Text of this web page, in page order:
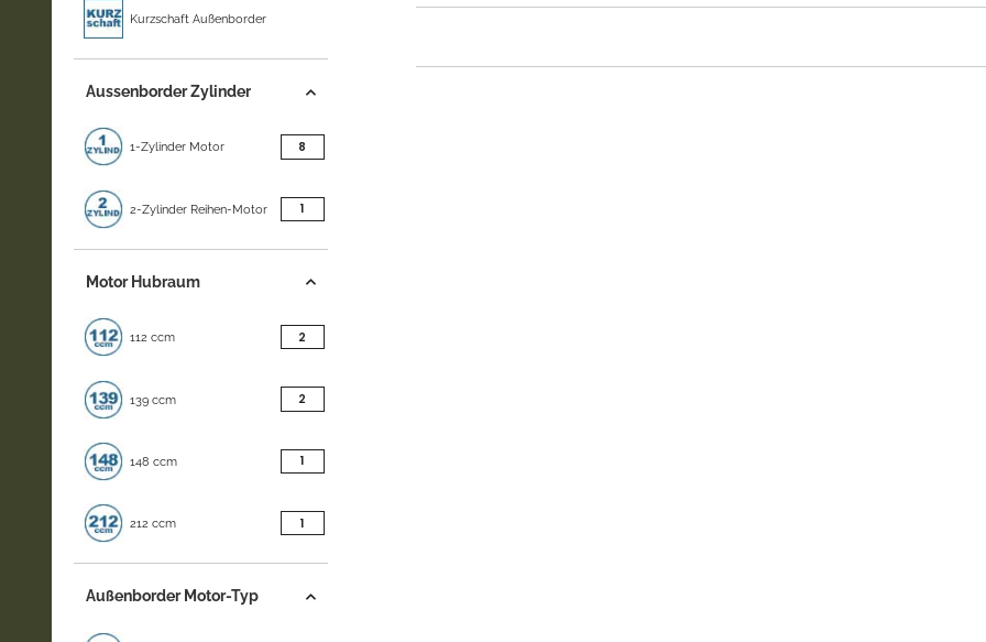
Kurzschaft Außenborder
Aussenborder Zylinder
1-Zylinder Motor 8
2-Zylinder Reihen-Motor 1Artikel gefunden
Motor Hubraum
112 ccm 2
139 ccm 2
148 ccm 1Artikel gefunden
212 ccm 1Artikel gefunden
Außenborder Motor-Typ